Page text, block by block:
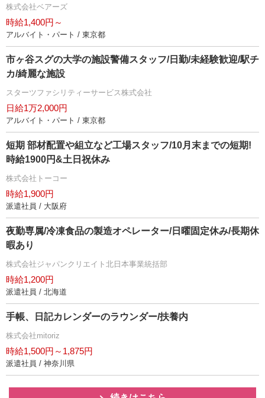
株式会社ベアーズ
時給1,400円～
アルバイト・パート / 東京都
市ヶ谷スグの大学の施設警備スタッフ/日勤/未経験歓迎/駅チ
カ/綺麗な施設
スターツファシリティーサービス株式会社
日給1万2,000円
アルバイト・パート / 東京都
短期 部材配置や組立など工場スタッフ/10月末までの短期!
時給1900円&土日祝休み
株式会社トーコー
時給1,900円
派遣社員 / 大阪府
夜勤専属/冷凍食品の製造オペレーター/日曜固定休み/長期休
暇あり
株式会社ジャパンクリエイト北日本事業統括部
時給1,200円
派遣社員 / 北海道
手帳、日記カレンダーのラウンダー/扶養内
株式会社mitoriz
時給1,500円～1,875円
派遣社員 / 神奈川県